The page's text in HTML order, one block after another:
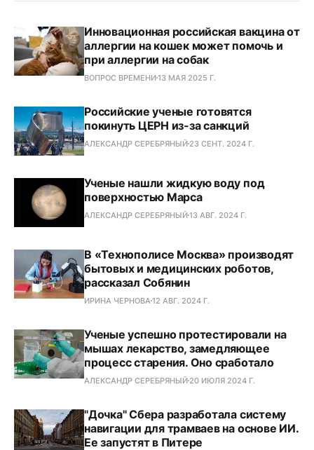
Инновационная российская вакцина от
аллергии на кошек может помочь и
при аллергии на собак
ВОПРОС ВРЕМЕНИ13 МАЯ 2025 Г.
Российские ученые готовятся
покинуть ЦЕРН из-за санкций
АЛЕКСАНДР СЕРЕБРЯНЫЙ 23 СЕНТ. 2024 Г.
Ученые нашли жидкую воду под
поверхностью Марса
АЛЕКСАНДР СЕРЕБРЯНЫЙ13 АВГ. 2024 Г.
В «Технополисе Москва» производят
бытовых и медицинских роботов,
рассказал Собянин
ИРИНА ЧЕРНОВА 12 АВГ. 2024 Г.
Ученые успешно протестировали на
мышах лекарство, замедляющее
процесс старения. Оно сработало
АЛЕКСАНДР СЕРЕБРЯНЫЙ 20 ИЮЛЯ 2024 Г.
"Дочка" Сбера разработала систему
навигации для трамваев на основе ИИ.
Ее запустят в Питере